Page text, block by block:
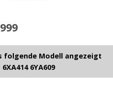
folgende Modell angezeigt
6YA609